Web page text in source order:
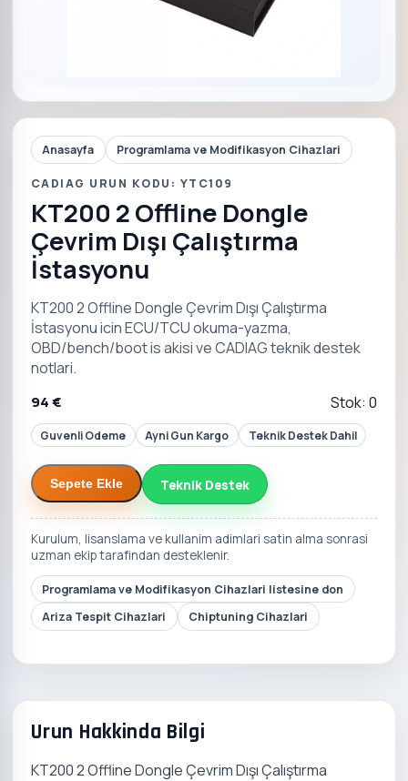
Anasayfa Programlama ve Modifikasyon Cihazlari
CADIAG URUN KODU: YTC109
KT200 2 Offline Dongle
Çevrim Dışı Çalıştırma
İstasyonu
KT200 2 Offline Dongle Çevrim Dışı Çalıştırma
İstasyonu icin ECU/TCU okuma-yazma,
OBD/bench/boot is akisi ve CADIAG teknik destek
notlari.
94 € Stok: 0
Guvenli Odeme Ayni Gun Kargo Teknik Destek Dahil
Sepete Ekle Teknik Destek
Kurulum, lisanslama ve kullanim adimlari satin alma sonrasi
uzman ekip tarafindan desteklenir.
Programlama ve Modifikasyon Cihazlari listesine don
Ariza Tespit Cihazlari
Chiptuning Cihazlari
Urun Hakkinda Bilgi
KT200 2 Offline Dongle Çevrim Dışı Çalıştırma